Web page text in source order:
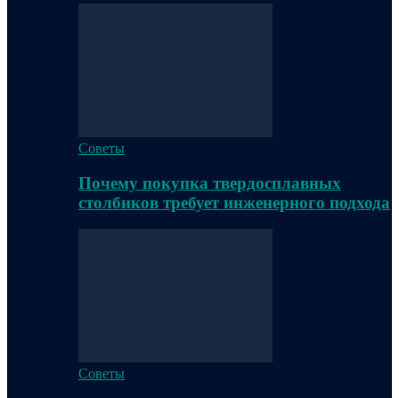
Советы
Почему покупка твердосплавных
столбиков требует инженерного подхода
Советы